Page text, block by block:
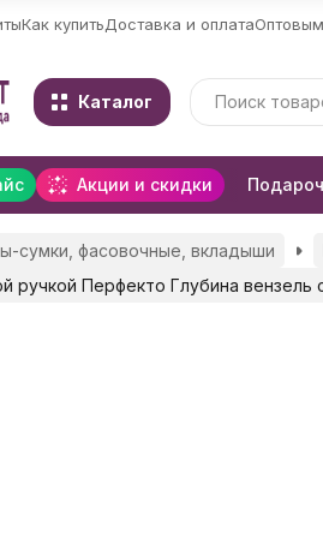
Как купитьДоставка и оплата
Каталог
Акции и скидки
сумки, фасовочные, вкладыши
ручкой Перфекто Глубина вензель